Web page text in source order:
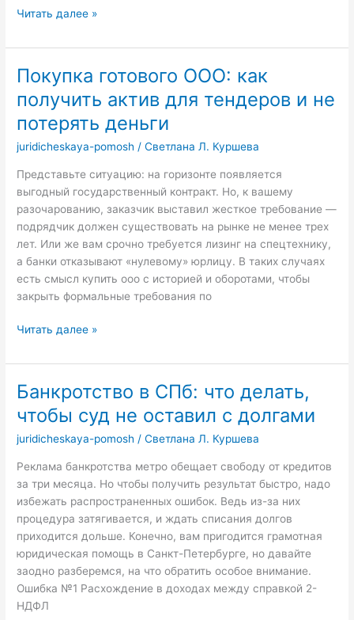
Кадастровая
завышена:
как
законно
снизить
налоги
почему
массовая
оценка
ошибается
Читать далее »
Покупка готового ООО: как
получить актив для тендеров и не
потерять деньги
juridicheskaya-pomosh /Светлана Л. Куршева
Представьте ситуацию: на горизонте появляется
выгодный государственный контракт. Но, к вашему
разочарованию, заказчик выставил жесткое требование —
подрядчик должен существовать на рынке не менее трех
лет. Или же вам срочно требуется лизинг на спецтехнику,
а банки отказывают «нулевому» юрлицу. В таких случаях
есть смысл купить ооо с историей и оборотами, чтобы
закрыть формальные требования по
Покупка
ООО:
как
получить
актив
для
и
не
потерять
деньги
Читать далее »
Банкротство в СПб: что делать,
чтобы суд не оставил с долгами
juridicheskaya-pomosh /Светлана Л. Куршева
Реклама банкротства метро обещает свободу от кредитов
за три месяца. Но чтобы получить результат быстро, надо
избежать распространенных ошибок. Ведь из-за них
процедура затягивается, и ждать списания долгов
приходится дольше. Конечно, вам пригодится грамотная
юридическая помощь в Санкт-Петербурге, но давайте
заодно разберемся, на что обратить особое внимание.
Ошибка №1 Расхождение в доходах между справкой 2-
НДФЛ